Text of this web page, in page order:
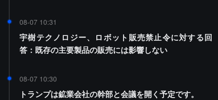
08-07 10:31
宇樹テクノロジー、ロボット販売禁止令に対する回
答：既存の主要製品の販売には影響しない
08-07 10:30
トランプは鉱業会社の幹部と会議を開く予定です。